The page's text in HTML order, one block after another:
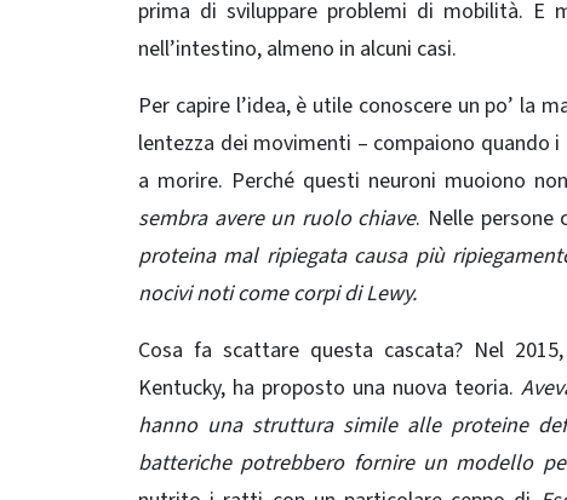
prima di sviluppare problemi di mobilità. E
nell’intestino, almeno in alcuni casi.
Per capire l’idea, è utile conoscere un po’
lentezza dei movimenti – compaiono quando
a morire. Perché questi neuroni muoiono
sembra avere un ruolo chiave. Nelle persone
proteina mal ripiegata causa più
nocivi noti come corpi di Lewy.
Cosa fa scattare questa cascata? Nel
Kentucky, ha proposto una nuova teoria.
hanno una struttura simile alle proteine
batteriche potrebbero fornire un modello